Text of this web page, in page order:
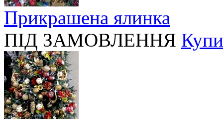
Прикрашена ялинка
ПІД ЗАМОВЛЕННЯ